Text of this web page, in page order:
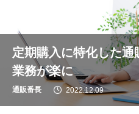
定期購入に特化した
業務が楽に
通販番長 2022.12.09